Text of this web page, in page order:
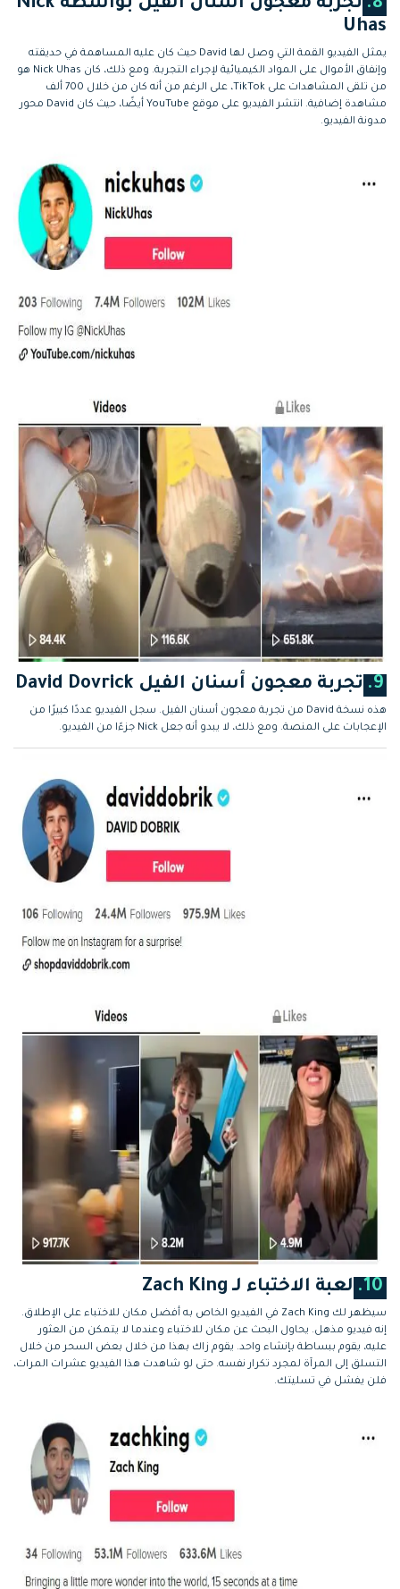
8.
تجربة معجون أسنان الفيل بواسطة Nick
Uhas
يمثل الفيديو القمة التي وصل لها David حيث كان عليه المساهمة في حديقته
وإنفاق الأموال على المواد الكيميائية لإجراء التجربة. ومع ذلك، كان Nick Uhas هو
من تلقى المشاهدات على TikTok، على الرغم من أنه كان من خلال 700 ألف
مشاهدة إضافية. انتشر الفيديو على موقع YouTube أيضًا، حيث كان David محور
مدونة الفيديو.
9. تجربة معجون أسنان الفيل David Dovrick
هذه نسخة David من تجربة معجون أسنان الفيل. سجل الفيديو عددًا كبيرًا من
الإعجابات على المنصة. ومع ذلك، لا يبدو أنه جعل Nick جزءًا من الفيديو.
10. لعبة الاختباء لـ Zach King
سيظهر لك Zach King في الفيديو الخاص به أفضل مكان للاختباء على الإطلاق.
إنه فيديو مذهل. يحاول البحث عن مكان للاختباء وعندما لا يتمكن من العثور
عليه، يقوم ببساطة بإنشاء واحد. يقوم زاك بهذا من خلال بعض السحر من خلال
التسلق إلى المرآة لمجرد تكرار نفسه. حتى لو شاهدت هذا الفيديو عشرات المرات،
فلن يفشل في تسليتك.